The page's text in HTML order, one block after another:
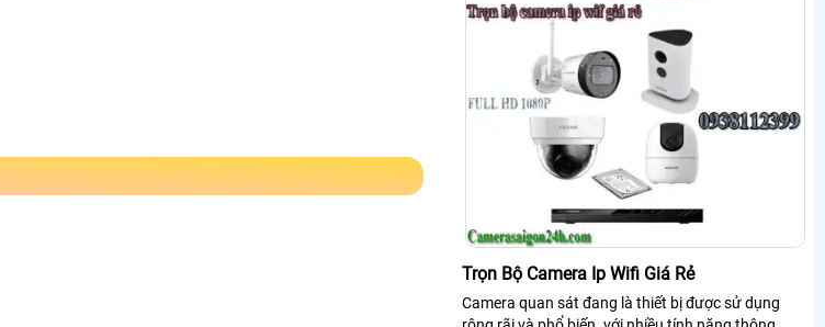
Trọn Bộ Camera Ip Wifi Giá Rẻ
Camera quan sát đang là thiết bị được sử dụng